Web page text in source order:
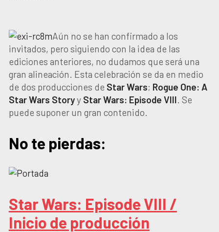
Aún no se han confirmado a los
invitados, pero siguiendo con la idea de las
ediciones anteriores, no dudamos que será una
gran alineación. Esta celebración se da en medio
de dos producciones de Star Wars; Rogue One: A
Star Wars Storyy Star Wars: Episode VIII. Se
puede suponer un gran contenido.
No te pierdas:
Star Wars: Episode VIII /
Inicio de producción